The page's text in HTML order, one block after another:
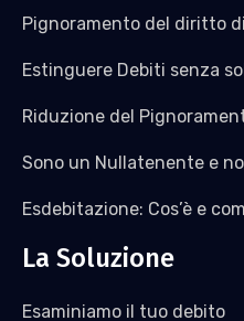
Pignoramento del diritto
Estinguere Debiti senza
Riduzione del
Sono un Nullatenente e
Esdebitazione: Cos’è e
La Soluzione
Esaminiamo il tuo debito